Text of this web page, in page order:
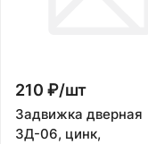
210 ₽/шт
Задвижка дверная
ЗД-06, цинк,